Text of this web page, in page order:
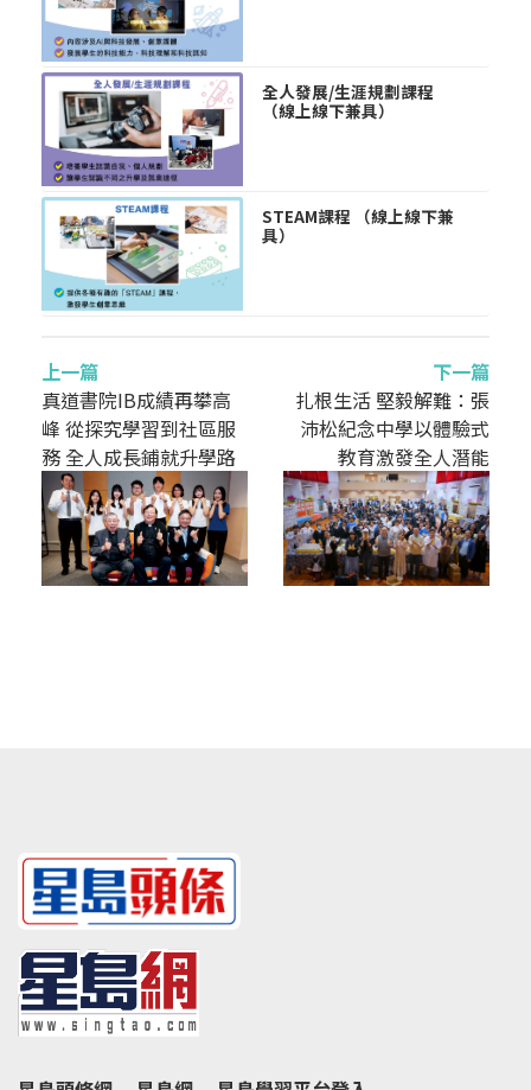
全人發展/生涯規劃課程
（線上線下兼具）
STEAM課程 （線上線下兼
具）
上一篇
真道書院IB成績再攀高
峰 從探究學習到社區服
務 全人成長鋪就升學路
下一篇
扎根生活 堅毅解難：張
沛松紀念中學以體驗式
教育激發全人潛能